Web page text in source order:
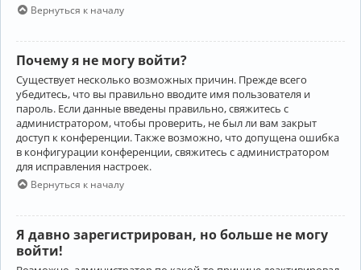
Вернуться к началу
Почему я не могу войти?
Существует несколько возможных причин. Прежде всего
убедитесь, что вы правильно вводите имя пользователя и
пароль. Если данные введены правильно, свяжитесь с
администратором, чтобы проверить, не был ли вам закрыт
доступ к конференции. Также возможно, что допущена ошибка
в конфигурации конференции, свяжитесь с администратором
для исправления настроек.
Вернуться к началу
Я давно зарегистрирован, но больше не могу
войти!